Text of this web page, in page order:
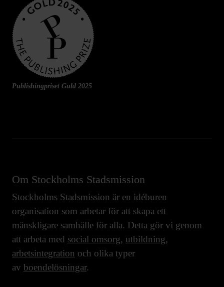
Publishingpriset Guld 2025
Om Stockholms Stadsmission
Stockholms Stadsmission är en idéburen
organisation som arbetar för att skapa ett
mänskligare samhälle för alla. Detta gör vi genom
att arbeta med social omsorg, utbildning,
arbetsintegration och olika typer
av boendelösningar.